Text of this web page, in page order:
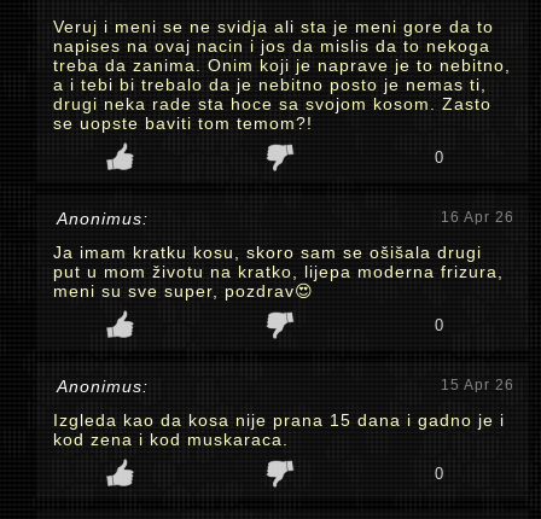
Veruj i meni se ne svidja ali sta je meni gore da to
napises na ovaj nacin i jos da mislis da to nekoga
treba da zanima. Onim koji je naprave je to nebitno,
a i tebi bi trebalo da je nebitno posto je nemas ti,
drugi neka rade sta hoce sa svojom kosom. Zasto
se uopste baviti tom temom?!
0
Anonimus: 16 Apr 26
Ja imam kratku kosu, skoro sam se ošišala drugi
put u mom životu na kratko, lijepa moderna frizura,
meni su sve super, pozdrav😍
0
Anonimus: 15 Apr 26
Izgleda kao da kosa nije prana 15 dana i gadno je i
kod zena i kod muskaraca.
0